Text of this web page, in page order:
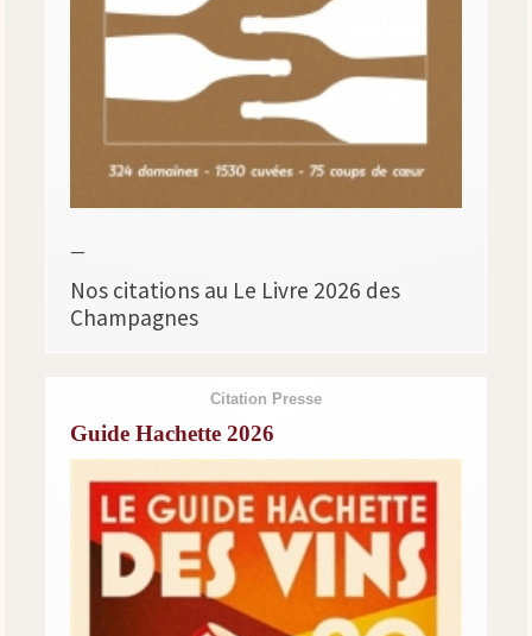
—
Nos citations au Le Livre 2026 des
Champagnes
Citation Presse
Guide Hachette 2026